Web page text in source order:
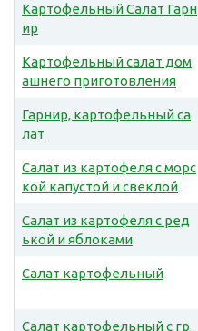
Картофельный Салат Гарн
ир
Картофельный салат дом
ашнего приготовления
Гарнир, картофельный са
лат
Салат из картофеля с морс
кой капустой и свеклой
Салат из картофеля с ред
ькой и яблоками
Салат картофельный
Салат картофельный с гр